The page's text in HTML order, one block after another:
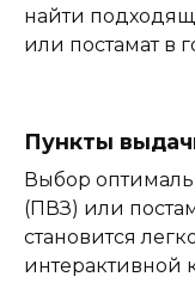
найти
или постамат в
Пункты
Выбор
(ПВЗ) или
становится
интерактивной